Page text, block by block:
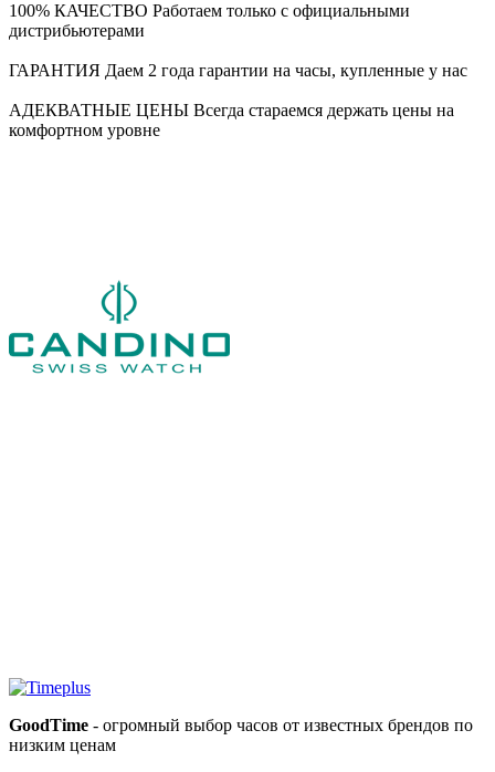
100% КАЧЕСТВО Работаем только с официальными
дистрибьютерами
ГАРАНТИЯ Даем 2 года гарантии на часы, купленные у нас
АДЕКВАТНЫЕ ЦЕНЫ Всегда стараемся держать цены на
комфортном уровне
GoodTime - огромный выбор часов от известных брендов по
низким ценам